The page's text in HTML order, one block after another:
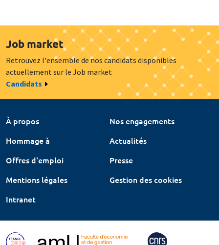
Job market
Retrouvez l'ensemble de nos candidats disponibles
actuellement sur le Job market
Candidats
À propos
Nos engagements
Hommage à
Actualités
Offres d'emploi
Presse
Mentions légales
Gestion des cookies
Intranet